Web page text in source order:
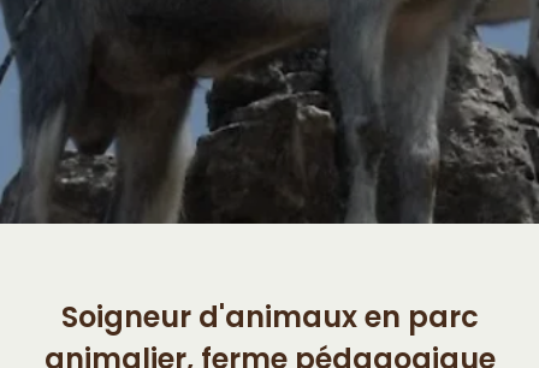
Soigneur d'animaux en parc
animalier, ferme pédagogique